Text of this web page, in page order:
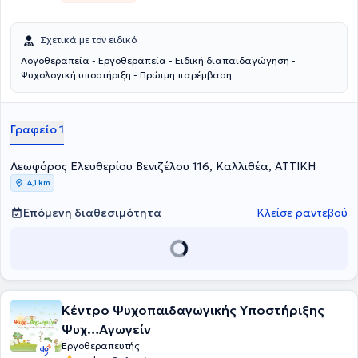
Σχετικά με τον ειδικό
Λογοθεραπεία - Εργοθεραπεία - Ειδική διαπαιδαγώγηση -
Ψυχολογική υποστήριξη - Πρώιμη παρέμβαση
Γραφείο 1
Λεωφόρος Ελευθερίου Βενιζέλου 116, Καλλιθέα, ΑΤΤΙΚΗ
4,1 km
Επόμενη διαθεσιμότητα Κλείσε ραντεβού
Κέντρο Ψυχοπαιδαγωγικής Υποστήριξης
Ψυχ…Αγωγείν
Εργοθεραπευτής